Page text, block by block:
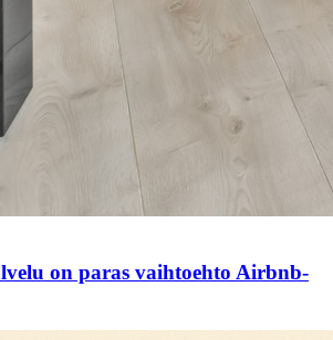
on paras vaihtoehto Airbnb-